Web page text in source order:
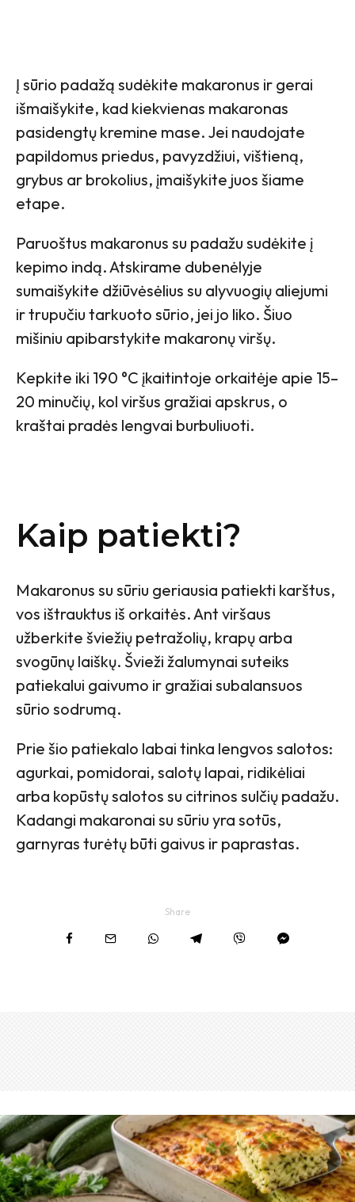
Į sūrio padažą sudėkite makaronus ir gerai
išmaišykite, kad kiekvienas makaronas
pasidengtų kremine mase. Jei naudojate
papildomus priedus, pavyzdžiui, vištieną,
grybus ar brokolius, įmaišykite juos šiame
etape.
Paruoštus makaronus su padažu sudėkite į
kepimo indą. Atskirame dubenėlyje
sumaišykite džiūvėsėlius su alyvuogių aliejumi
ir trupučiu tarkuoto sūrio, jei jo liko. Šiuo
mišiniu apibarstykite makaronų viršų.
Kepkite iki 190 °C įkaitintoje orkaitėje apie 15–
20 minučių, kol viršus gražiai apskrus, o
kraštai pradės lengvai burbuliuoti.
Kaip patiekti?
Makaronus su sūriu geriausia patiekti karštus,
vos ištrauktus iš orkaitės. Ant viršaus
užberkite šviežių petražolių, krapų arba
svogūnų laiškų. Švieži žalumynai suteiks
patiekalui gaivumo ir gražiai subalansuos
sūrio sodrumą.
Prie šio patiekalo labai tinka lengvos salotos:
agurkai, pomidorai, salotų lapai, ridikėliai
arba kopūstų salotos su citrinos sulčių padažu.
Kadangi makaronai su sūriu yra sotūs,
garnyras turėtų būti gaivus ir paprastas.
Share